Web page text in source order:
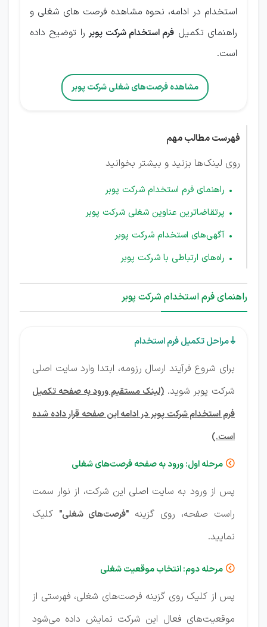
استخدام در ادامه، نحوه مشاهده فرصت های شغلی و
راهنمای تکمیل فرم استخدام شرکت پوبررا توضیح داده
است.
مشاهده فرصت‌های شغلی شرکت پوبر
فهرست مطالب مهم
روی لینک‌ها بزنید و بیشتر بخوانید
راهنمای فرم استخدام شرکت پوبر
پرتقاضاترین عناوین شغلی شرکت پوبر
آگهی‌های استخدام شرکت پوبر
راه‌های ارتباطی با شرکت پوبر
راهنمای فرم استخدام شرکت پوبر
 مراحل تکمیل فرم استخدام
برای شروع فرآیند ارسال رزومه، ابتدا وارد سایت اصلی
شرکت پوبر شوید.(لینک مستقیم ورود به صفحه تکمیل
فرم استخدام شرکت پوبر در ادامه این صفحه قرار داده شده
است.)
 مرحله اول: ورود به صفحه فرصت‌های شغلی
پس از ورود به سایت اصلی این شرکت، از نوار سمت
راست صفحه، روی گزینه "فرصت‌های شغلی" کلیک
نمایید.
 مرحله دوم: انتخاب موقعیت شغلی
پس از کلیک روی گزینه فرصت‌های شغلی، فهرستی از
موقعیت‌های فعال این شرکت نمایش داده می‌شود